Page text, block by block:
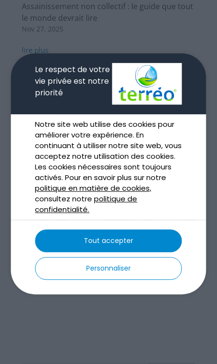
Le respect de votre
vie privée est notre
priorité
Notre site web utilise des cookies pour
améliorer votre expérience. En
continuant à utiliser notre site web, vous
acceptez notre utilisation des cookies.
Les cookies nécessaires sont toujours
activés. Pour en savoir plus sur notre
politique en matière de cookies,
consultez notrepolitique de
confidentialité.
Personnaliser
Tout accepter
Assainissement non collectif : le guide que tout
le monde devrait lire
Nov 27, 2025
lire plus
Curage et dragage des sédiments
Nov 13, 2025
lire plus